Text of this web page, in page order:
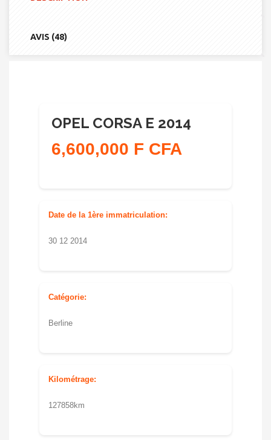
AVIS (48)
OPEL CORSA E 2014
6,600,000 F CFA
Date de la 1ère immatriculation:
30 12 2014
Catégorie:
Berline
Kilométrage:
127858km